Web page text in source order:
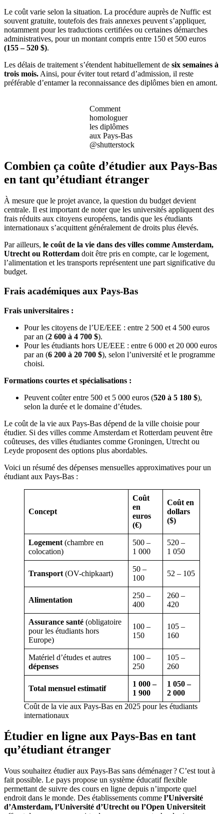
Le coût varie selon la situation. La procédure auprès de Nuffic est
souvent gratuite, toutefois des frais annexes peuvent s’appliquer,
notamment pour les traductions certifiées ou certaines démarches
administratives, pour un montant compris entre 150 et 500 euros
(155 – 520 $).
Les délais de traitement s’étendent habituellement de six semaines à
trois mois. Ainsi, pour éviter tout retard d’admission, il reste
préférable d’entamer la reconnaissance des diplômes bien en amont.
Comment
homologuer
les diplômes
aux Pays-Bas
@shutterstock
Combien ça coûte d’étudier aux Pays-Bas
en tant qu’étudiant étranger
À mesure que le projet avance, la question du budget devient
centrale. Il est important de noter que les universités appliquent des
frais réduits aux citoyens européens, tandis que les étudiants
internationaux s’acquittent généralement de droits plus élevés.
Par ailleurs, le coût de la vie dans des villes comme Amsterdam,
Utrecht ou Rotterdam doit être pris en compte, car le logement,
l’alimentation et les transports représentent une part significative du
budget.
Frais académiques aux Pays-Bas
Frais universitaires :
Pour les citoyens de l’UE/EEE : entre 2 500 et 4 500 euros
par an (2 600 à 4 700 $).
Pour les étudiants hors UE/EEE : entre 6 000 et 20 000 euros
par an (6 200 à 20 700 $), selon l’université et le programme
choisi.
Formations courtes et spécialisations :
Peuvent coûter entre 500 et 5 000 euros (520 à 5 180 $),
selon la durée et le domaine d’études.
Le coût de la vie aux Pays-Bas dépend de la ville choisie pour
étudier. Si des villes comme Amsterdam et Rotterdam peuvent être
coûteuses, des villes étudiantes comme Groningen, Utrecht ou
Leyde proposent des options plus abordables.
Voici un résumé des dépenses mensuelles approximatives pour un
étudiant aux Pays-Bas :
Concept
Coût
en
euros
(€)
Coût en
dollars
($)
Logement (chambre en
colocation)
500 –
1 000
520 –
1 050
Transport (OV-chipkaart)
50 –
100
52 – 105
Alimentation
250 –
400
260 –
420
Assurance santé (obligatoire
pour les étudiants hors
Europe)
100 –
150
105 –
160
Matériel d’études et autres
dépenses
100 –
250
105 –
260
Total mensuel estimatif
1 000 –
1 900
1 050 –
2 000
Coût de la vie aux Pays-Bas en 2025 pour les étudiants
internationaux
Étudier en ligne aux Pays-Bas en tant
qu’étudiant étranger
Vous souhaitez étudier aux Pays-Bas sans déménager ? C’est tout à
fait possible. Le pays propose un système éducatif flexible
permettant de suivre des cours en ligne depuis n’importe quel
endroit dans le monde. Des établissements comme l’Université
d’Amsterdam, l’Université d’Utrecht ou l’Open Universiteit